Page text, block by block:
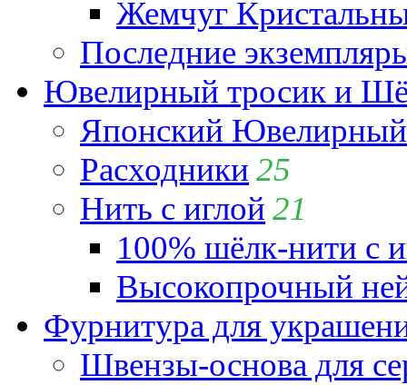
Жемчуг
Последние
Ювелирный тросик и
Японский
Расходники 25
Нить с иглой 21
100% шёлк-нити с
Высокопрочный
Фурнитура для
Швензы-основа для